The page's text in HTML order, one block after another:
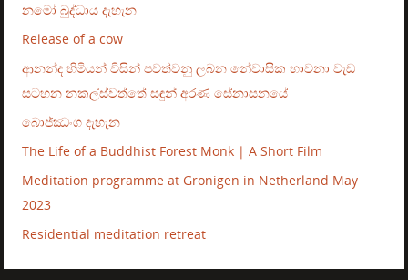
නමෝ බුද්ධාය දැහැන
Release of a cow
ආනන්ද හිමියන් විසින් පවත්වනු ලබන නේවාසික භාවනා වැඩ
සටහන නකල්ස්වත්තේ සඳුන් අරණ සේනාසනයේ
බොජ්ඣංග දැහැන
The Life of a Buddhist Forest Monk | A Short Film
Meditation programme at Gronigen in Netherland May
2023
Residential meditation retreat